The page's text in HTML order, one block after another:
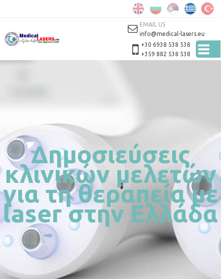
+30 6938 538 538
+359 882 538 538
EMAIL US
info@medical-lasers.eu
Δημοσιεύσεις
κλινικών μελετών
για τη θεραπεία με
laser στην Ελλάδα